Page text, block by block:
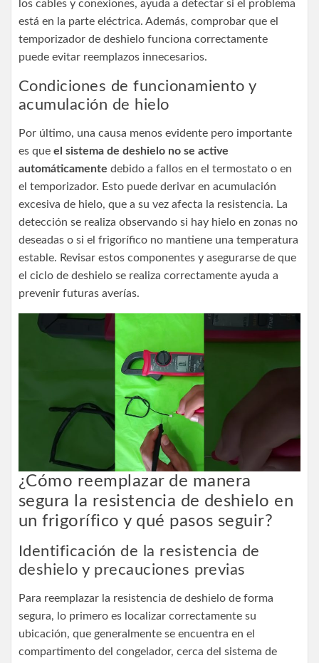
los cables y conexiones, ayuda a detectar si el problema
está en la parte eléctrica. Además, comprobar que el
temporizador de deshielo funciona correctamente
puede evitar reemplazos innecesarios.
Condiciones de funcionamiento y
acumulación de hielo
Por último, una causa menos evidente pero importante
es que el sistema de deshielo no se active
automáticamente debido a fallos en el termostato o en
el temporizador. Esto puede derivar en acumulación
excesiva de hielo, que a su vez afecta la resistencia. La
detección se realiza observando si hay hielo en zonas no
deseadas o si el frigorífico no mantiene una temperatura
estable. Revisar estos componentes y asegurarse de que
el ciclo de deshielo se realiza correctamente ayuda a
prevenir futuras averías.
¿Cómo reemplazar de manera
segura la resistencia de deshielo en
un frigorífico y qué pasos seguir?
Identificación de la resistencia de
deshielo y precauciones previas
Para reemplazar la resistencia de deshielo de forma
segura, lo primero es localizar correctamente su
ubicación, que generalmente se encuentra en el
compartimento del congelador, cerca del sistema de